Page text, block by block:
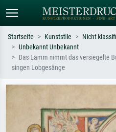
Standardsuche
Suchen Sie nach Künstlern, Werktiteln
Startseite Kunststile
Nicht
Unbekannt Unbekannt
Das Lamm nimmt das versiegelte
singen Lobgesänge